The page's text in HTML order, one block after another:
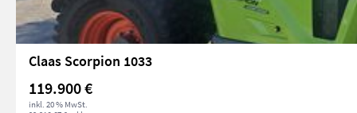
Claas Scorpion 1033
119.900 €
inkl. 20 % MwSt.